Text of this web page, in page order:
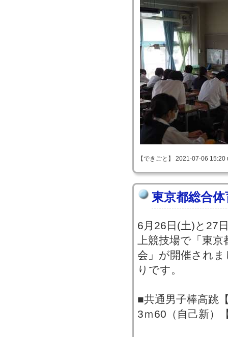
【できごと】 2021-07-06
東京都総合
6月26日(土)と27
上競技場で「東
会」が開催され
りです。
■共通男子棒高跳
3ｍ60（自己新）